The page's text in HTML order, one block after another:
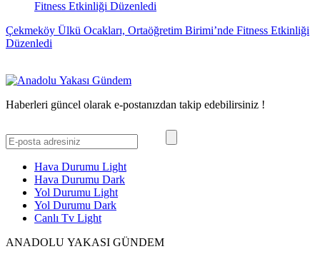
Çekmeköy Ülkü Ocakları, Ortaöğretim Birimi’nde Fitness Etkinliği
Düzenledi
Haberleri güncel olarak e-postanızdan takip edebilirsiniz !
Hava Durumu Light
Hava Durumu Dark
Yol Durumu Light
Yol Durumu Dark
Canlı Tv Light
ANADOLU YAKASI GÜNDEM